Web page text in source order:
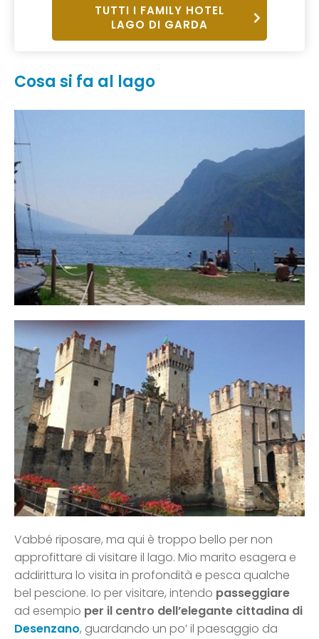
TUTTI I FAMILY HOTEL
LAGO DI GARDA
Cosa si fa al lago
Vabbé riposare, ma qui è troppo bello per non
approfittare di visitare il lago. Mio marito esagera e
addirittura lo visita in profondità e pesca qualche
bel pescione. Io per visitare, intendo passeggiare
ad esempio per il centro dell’elegante cittadina di
Desenzano, guardando un po’ il paesaggio da